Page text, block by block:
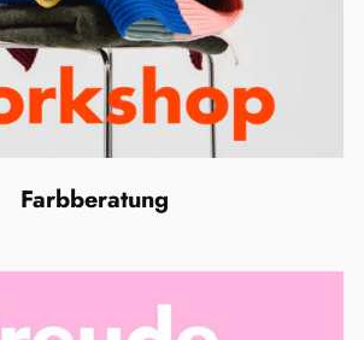
Farbberatung